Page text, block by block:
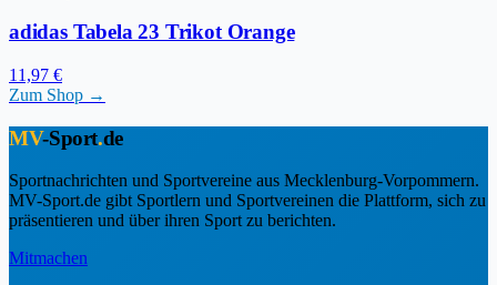
adidas Tabela 23 Trikot Orange
11,97 €
Zum Shop →
MV-Sport.de
Sportnachrichten und Sportvereine aus Mecklenburg-Vorpommern.
MV-Sport.de gibt Sportlern und Sportvereinen die Plattform, sich zu
präsentieren und über ihren Sport zu berichten.
Mitmachen